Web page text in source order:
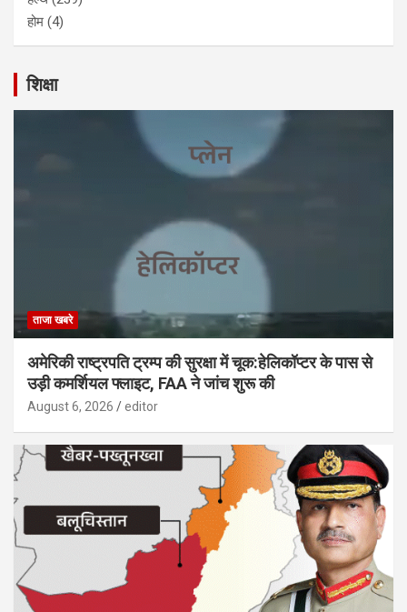
होम (4)
शिक्षा
ताजा खबरे
अमेरिकी राष्ट्रपति ट्रम्प की सुरक्षा में चूक:हेलिकॉप्टर के पास से
उड़ी कमर्शियल फ्लाइट, FAA ने जांच शुरू की
August 6, 2026 editor